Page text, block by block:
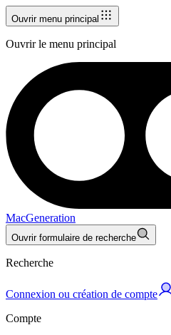
Ouvrir menu principal
Ouvrir le menu principal
MacGeneration
Ouvrir formulaire de recherche
Recherche
Connexion ou création de compte
Compte